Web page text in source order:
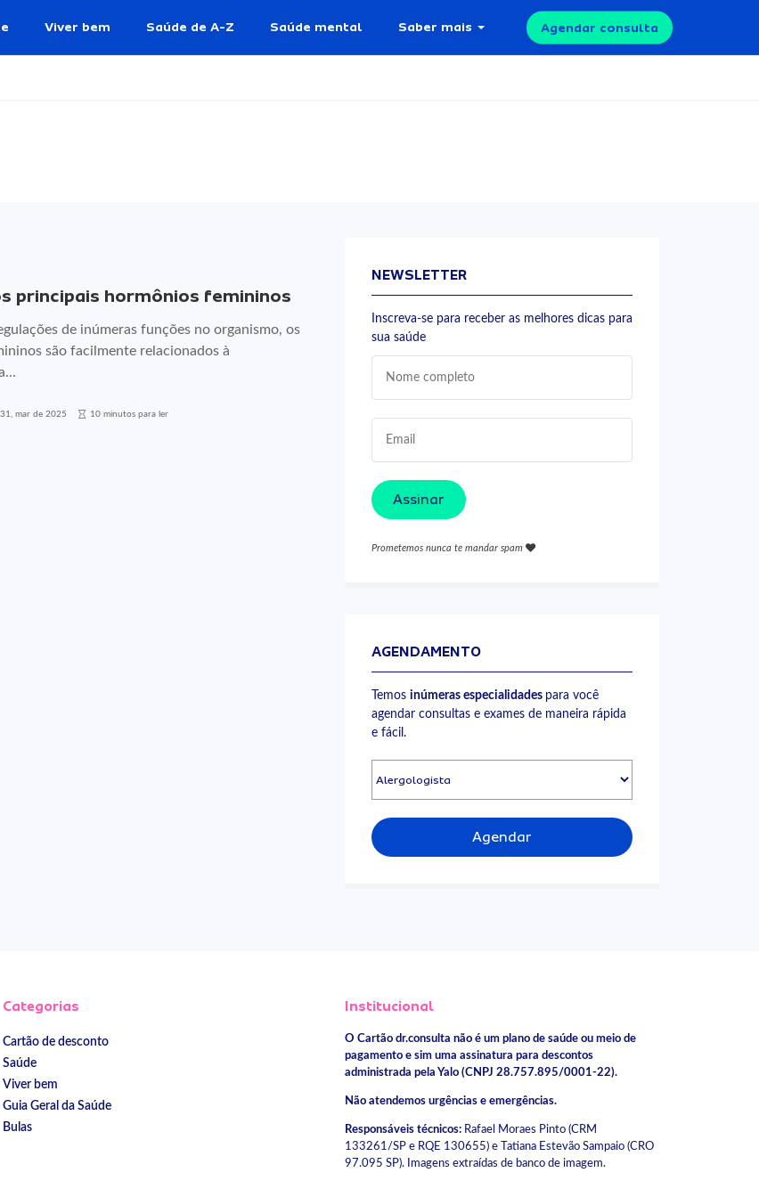
Viver bem Saúde de A-Z Saúde mental Saber mais Agendar consulta
principais hormônios femininos
de inúmeras funções no organismo, os
são facilmente relacionados à
31, mar de 2025 10 minutos para ler
NEWSLETTER
Inscreva-se para receber as melhores dicas para
sua saúde
Assinar
Prometemos nunca te mandar spam
AGENDAMENTO
Temos inúmeras especialidades para você
agendar consultas e exames de maneira rápida
e fácil.
Agendar
Categorias
Cartão de desconto
Saúde
Viver bem
Guia Geral da Saúde
Bulas
Institucional
O Cartão dr.consulta não é um plano de saúde ou meio de
pagamento e sim uma assinatura para descontos
administrada pela Yalo (CNPJ 28.757.895/0001-22).
Não atendemos urgências e emergências.
Responsáveis técnicos:Rafael Moraes Pinto (CRM
133261/SP e RQE 130655) e Tatiana Estevão Sampaio (CRO
97.095 SP). Imagens extraídas de banco de imagem.